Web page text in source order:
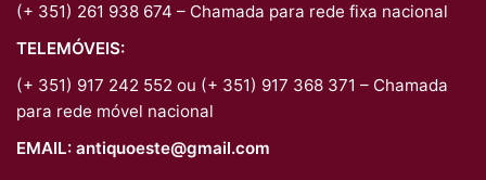
(+ 351) 261 938 674 – Chamada para rede fixa nacional
TELEMÓVEIS:
(+ 351) 917 242 552 ou (+ 351) 917 368 371 – Chamada
para rede móvel nacional
EMAIL: antiquoeste@gmail.com